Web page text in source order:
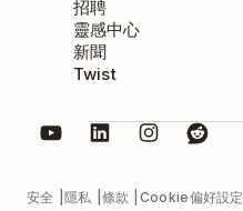
招聘
靈感中心
新聞
Twist
安全 隱私 條款 Cookie偏好設定